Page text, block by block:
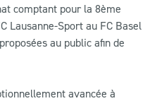
comptant pour la 8ème
Lausanne-Sport au FC Basel
au public afin de
avancée à